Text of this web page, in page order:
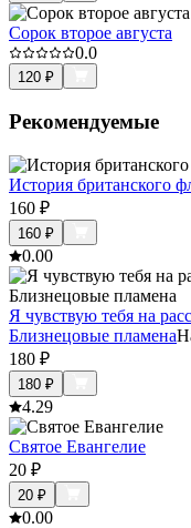
Сорок второе августа
0.0
120 ₽
Рекомендуемые
История британского
160 ₽
160 ₽
0.00
Я чувствую тебя на
Близнецовые пламена
180 ₽
180 ₽
4.29
Святое Евангелие
20 ₽
20 ₽
0.00